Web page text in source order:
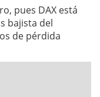
pues DAX está
bajista del
de pérdida